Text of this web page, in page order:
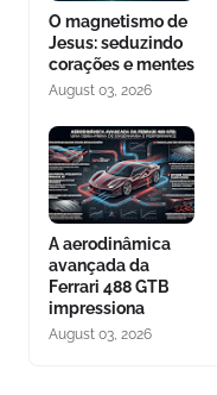
O magnetismo de
Jesus: seduzindo
corações e mentes
August 03, 2026
A aerodinâmica
avançada da
Ferrari 488 GTB
impressiona
August 03, 2026